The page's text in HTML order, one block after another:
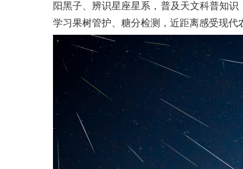
阳黑子、辨识星座星系，普及天文科普知
学习果树管护、糖分检测，近距离感受现